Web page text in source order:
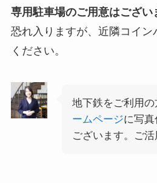
専用駐車場のご用意はござい
恐れ入りますが、近隣コイン
ください。
地下鉄をご利用の
ームページに写
ございます。ご活